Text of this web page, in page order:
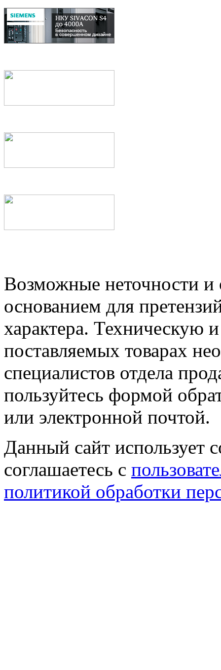
Возможные неточности и
основанием для
характера.
поставляемых товарах
специалистов отдела
пользуйтесь формой
или электронной почтой.
Данный сайт использует
соглашаетесь с
политикой обработки